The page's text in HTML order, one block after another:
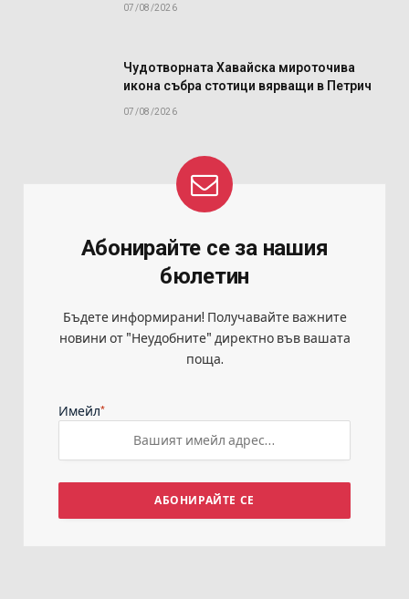
07/08/2026
Чудотворната Хавайска мироточива
икона събра стотици вярващи в Петрич
07/08/2026
Абонирайте се за нашия
бюлетин
Бъдете информирани! Получавайте важните
новини от "Неудобните" директно във вашата
поща.
Имейл*